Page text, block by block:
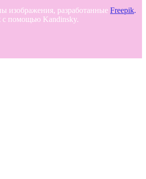
изображения, разработанные Freepik.
с помощью Kandinsky.